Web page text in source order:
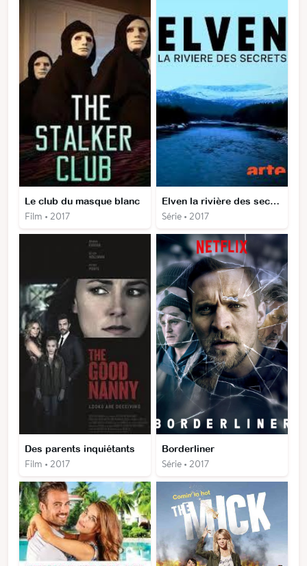
Le club du masque blanc
Film • 2017
Elven la rivière des secrets
Série • 2017
Des parents inquiétants
Film • 2017
Borderliner
Série • 2017